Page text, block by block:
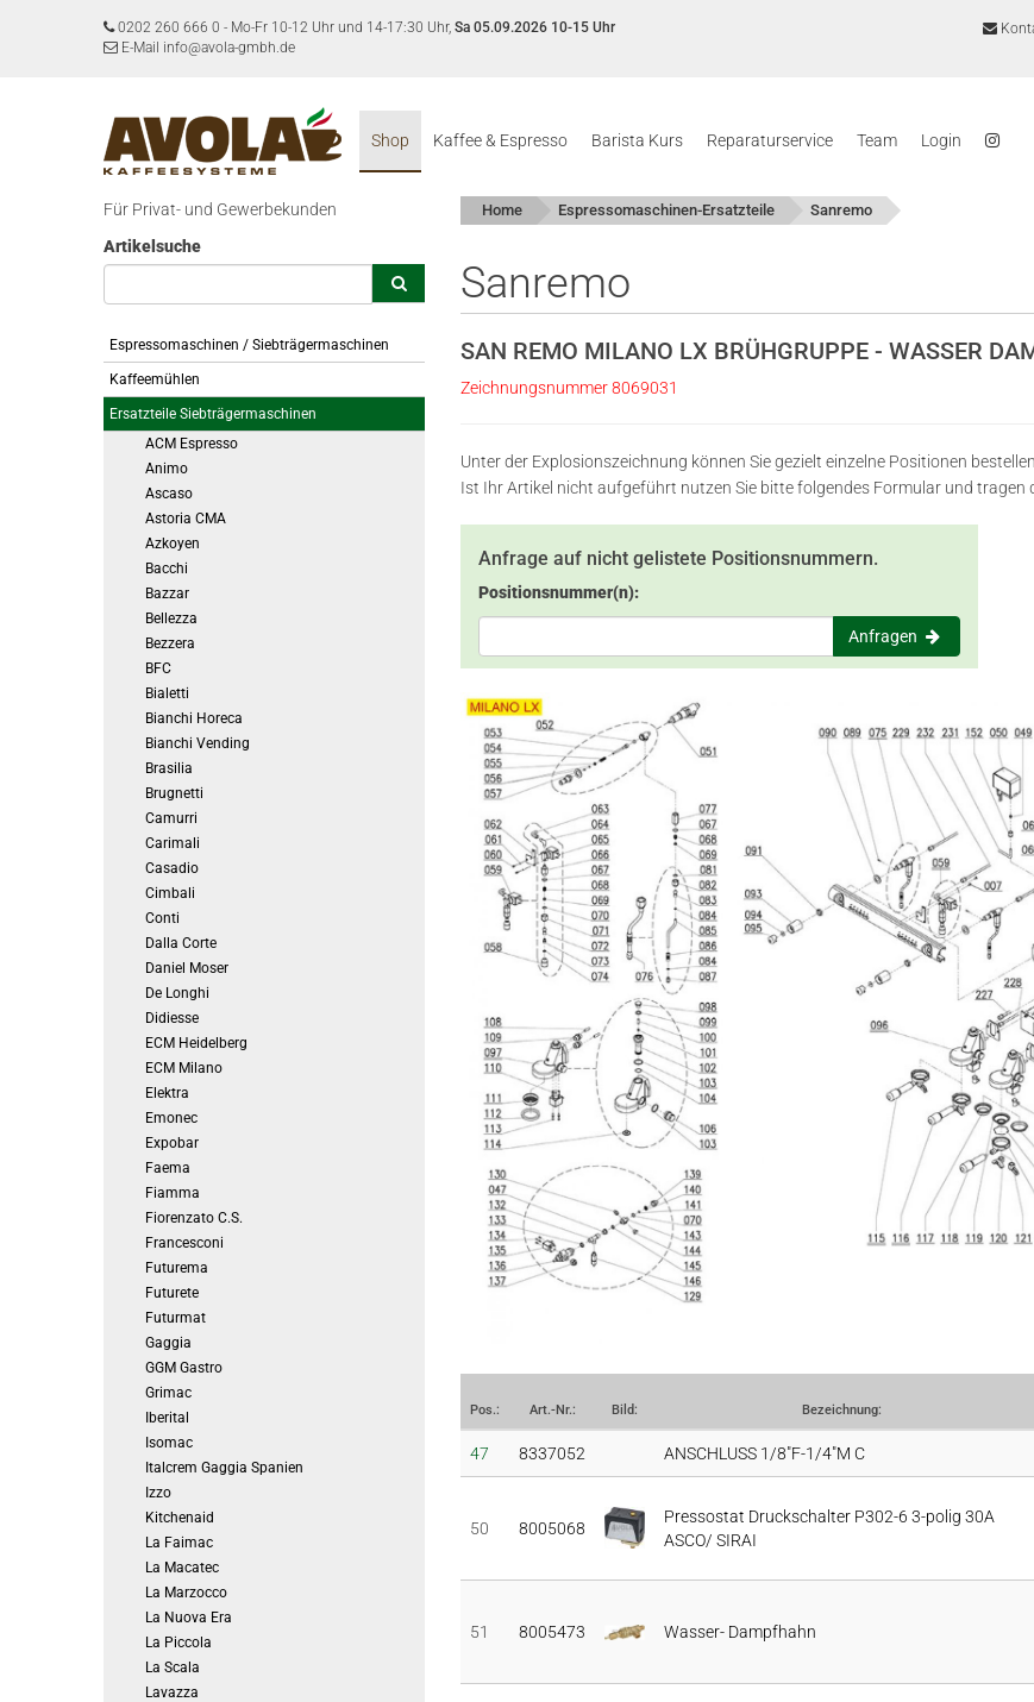
0202 260 666 0 - Mo-Fr 10-12 Uhr und 14-17:30 Uhr, Sa 05.09.2026 10-15 Uhr
E-Mail info@avola-gmbh.de
Shop Kaffee & Espresso Barista Kurs Reparaturservice Team Login
Für Privat- und Gewerbekunden
Artikelsuche
Espressomaschinen / Siebträgermaschinen
Kaffeemühlen
Ersatzteile Siebträgermaschinen
ACM Espresso
Animo
Ascaso
Astoria CMA
Azkoyen
Bacchi
Bazzar
Bellezza
Bezzera
BFC
Bialetti
Bianchi Horeca
Bianchi Vending
Brasilia
Brugnetti
Camurri
Carimali
Casadio
Cimbali
Conti
Dalla Corte
Daniel Moser
De Longhi
Didiesse
ECM Heidelberg
ECM Milano
Elektra
Emonec
Expobar
Faema
Fiamma
Fiorenzato C.S.
Francesconi
Futurema
Futurete
Futurmat
Gaggia
GGM Gastro
Grimac
Iberital
Isomac
Italcrem Gaggia Spanien
Izzo
Kitchenaid
La Faimac
La Macatec
La Marzocco
La Nuova Era
La Piccola
La Scala
Lavazza
Home Espressomaschinen-Ersatzteile Sanremo
Sanremo
SAN REMO MILANO LX BRÜHGRUPPE - WASSER
Zeichnungsnummer 8069031
Unter der Explosionszeichnung können Sie gezielt einzelne Positionen bestellen.
Ist Ihr Artikel nicht aufgeführt nutzen Sie bitte folgendes Formular und tragen
Anfrage auf nicht gelistete Positionsnummern.
Positionsnummer(n):
Anfragen
Pos.: Art.-Nr.: Bild: Bezeichnung:
47 8337052 ANSCHLUSS 1/8"F-1/4"M C
50 8005068
Pressostat Druckschalter P302-6 3-polig 30A
ASCO/ SIRAI
51 8005473 Wasser- Dampfhahn